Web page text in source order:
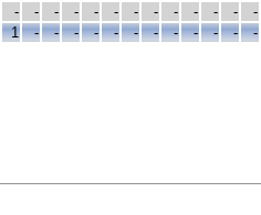
- - - - - - - - - - - - -
1 - - - - - - - - - - - -